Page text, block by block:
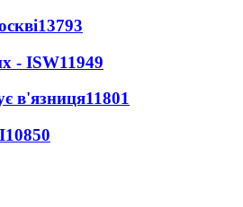
13793
- ISW11949
в'язниця11801
10850